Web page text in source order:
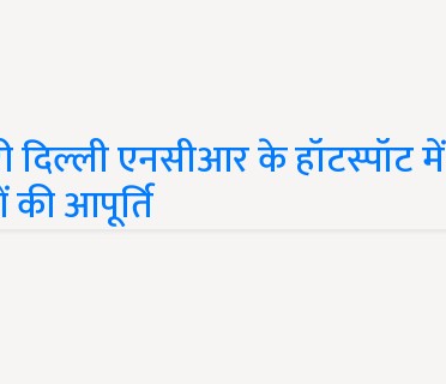
दिल्ली एनसीआर के हॉटस्पॉट में
की आपूर्ति